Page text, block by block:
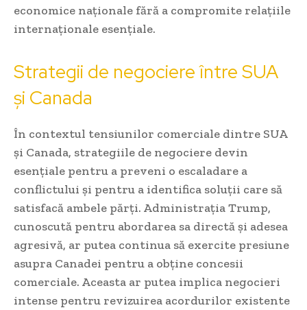
economice naționale fără a compromite relațiile
internaționale esențiale.
Strategii de negociere între SUA
și Canada
În contextul tensiunilor comerciale dintre SUA
și Canada, strategiile de negociere devin
esențiale pentru a preveni o escaladare a
conflictului și pentru a identifica soluții care să
satisfacă ambele părți. Administrația Trump,
cunoscută pentru abordarea sa directă și adesea
agresivă, ar putea continua să exercite presiune
asupra Canadei pentru a obține concesii
comerciale. Aceasta ar putea implica negocieri
intense pentru revizuirea acordurilor existente